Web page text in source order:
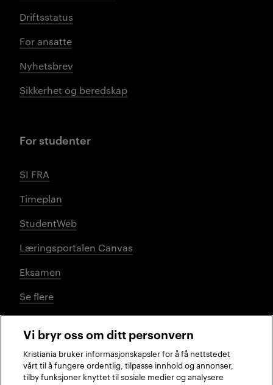
Driftsstatus
For ansatte
Nyhetsbrev
Sikkerhet og beredskap
For studenter
SI FRA
Timeplan
StudentWeb
Læringsportalen Canvas
Eksamen
Se flere
Sosiale medier
Vi bryr oss om ditt personvern
Kristiania bruker informasjonskapsler for å få nettstedet
vårt til å fungere ordentlig, tilpasse innhold og annonser,
tilby funksjoner knyttet til sosiale medier og analysere